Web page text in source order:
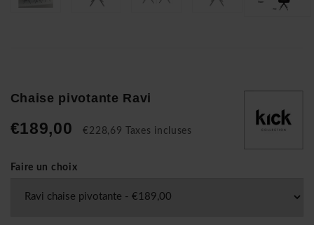
Chaise pivotante Ravi
€189,00 €228,69 Taxes incluses
Faire un choix